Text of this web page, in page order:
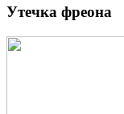
Утечка фреона